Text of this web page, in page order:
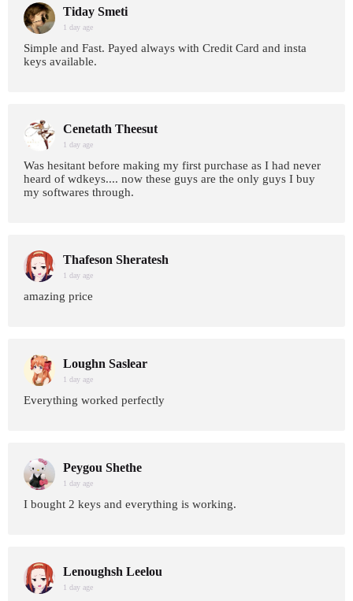
Tiday Smeti
1 day age
Simple and Fast. Payed always with Credit Card and insta
keys available.
Cenetath Theesut
1 day age
Was hesitant before making my first purchase as I had never
heard of wdkeys.... now these guys are the only guys I buy
my softwares through.
Thafeson Sheratesh
1 day age
amazing price
Loughn Saslear
1 day age
Everything worked perfectly
Peygou Shethe
1 day age
I bought 2 keys and everything is working.
Lenoughsh Leelou
1 day age